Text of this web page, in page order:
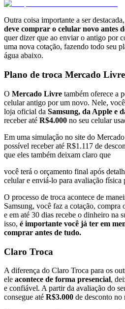
Outra coisa importante a ser
deve comprar o celular novo antes
quer dizer que ao enviar o antigo por
uma nova cotação, fazendo todo seu
água abaixo.
Plano de troca Mercado Livre
O Mercado Livre também oferece a
celular antigo por um novo. Nele,
loja oficial da Samsung, da Apple e
receber até R$4.000 no seu celular
Em uma simulação no site do
possível receber até R$1.117 de
que eles também deixam claro que
você terá o orçamento final após
celular e enviá-lo para avaliação física
O processo de troca acontece de
Samsung, você faz a cotação,
e em até 30 dias recebe o dinheiro na
isso, é importante você já ter em
comprar antes de tudo.
Claro Troca
A diferença do Claro Troca para os
ele acontece de forma presencial,
e confiável. A partir da avaliação do
consegue até R$3.000 de desconto no